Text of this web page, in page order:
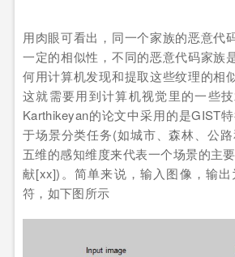
用肉眼可看出，同一个家族的恶意代
一定的相似性，不同的恶意代码家族
何用计算机发现和提取这些纹理的相
这就需要用到计算机视觉里的一些
Karthikeyan的论文中采用的是GIST
于场景分类任务(如城市、森林、公
五维的感知维度来代表一个场景的主
献[xx])。简单来说，输入图像，输
符，如下图所示